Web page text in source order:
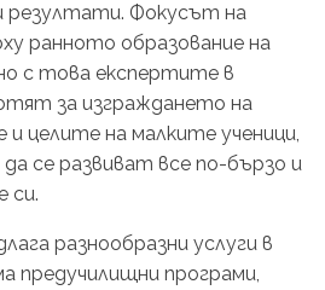
резултати. Фокусът на
ранното образование на
с това експертите в
за изграждането на
целите на малките ученици,
се развиват все по-бързо и
си.
разнообразни услуги в
предучилищни програми,